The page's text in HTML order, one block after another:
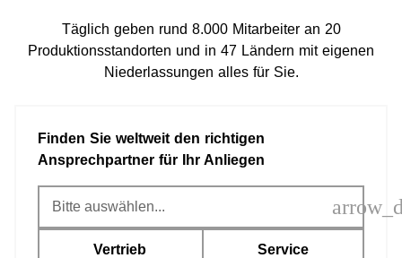
Täglich geben rund 8.000 Mitarbeiter an 20
Produktionsstandorten und in 47 Ländern mit eigenen
Niederlassungen alles für Sie.
Finden Sie weltweit den richtigen
Ansprechpartner für Ihr Anliegen
Vertrieb Service